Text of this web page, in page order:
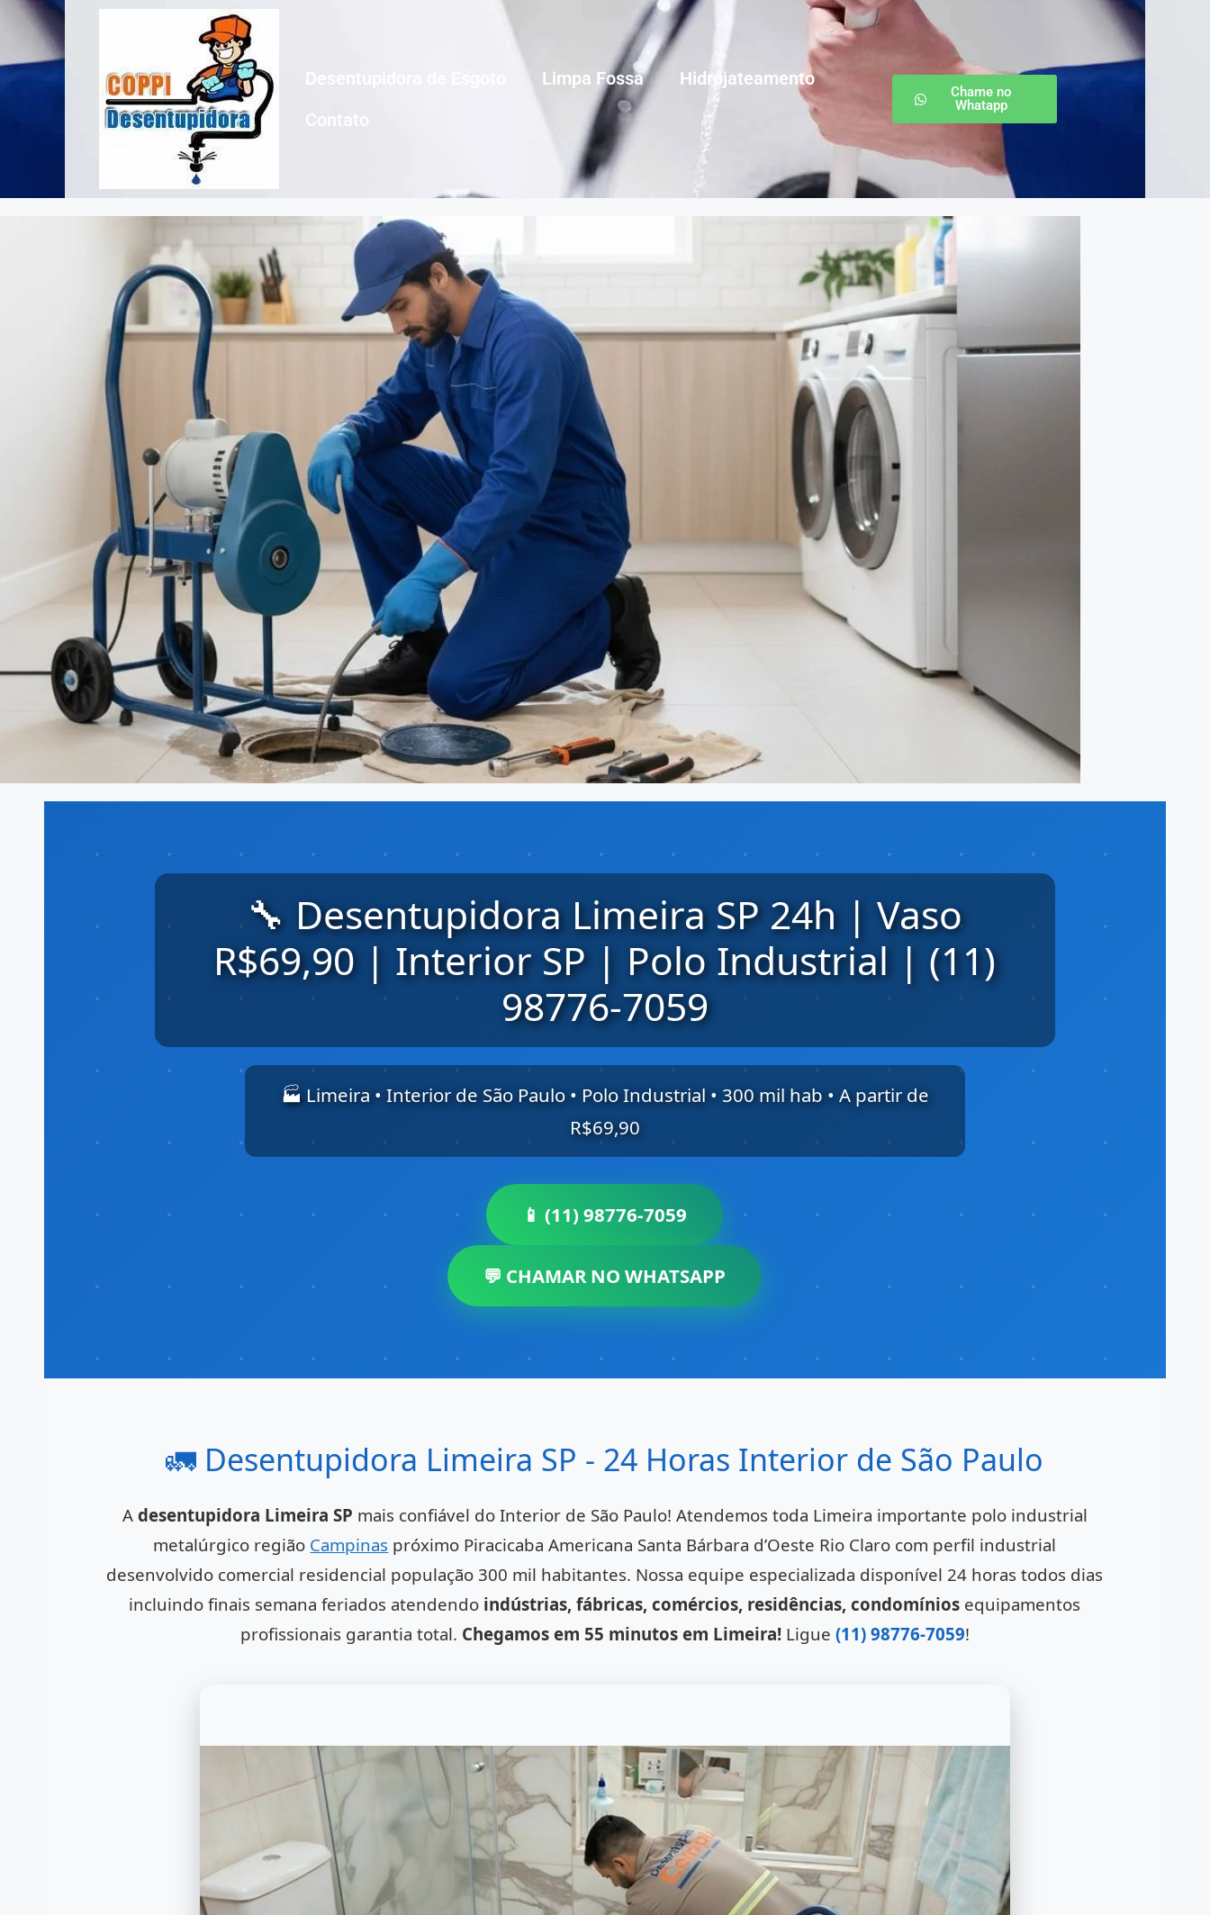
Limpa Fossa
Hidrojateamento
Chame no
Whatapp
🔧 Desentupidora Limeira SP 24h | Vaso
R$69,90 | Interior SP | Polo Industrial | (11)
98776-7059
🏭 Limeira • Interior de São Paulo • Polo Industrial • 300 mil hab • A partir de
R$69,90
📱 (11) 98776-7059
💬 CHAMAR NO WHATSAPP
🚛 Desentupidora Limeira SP - 24 Horas Interior de São Paulo
A desentupidora Limeira SP mais confiável do Interior de São Paulo! Atendemos toda Limeira importante polo industrial
metalúrgico região Campinas próximo Piracicaba Americana Santa Bárbara d’Oeste Rio Claro com perfil industrial
desenvolvido comercial residencial população 300 mil habitantes. Nossa equipe especializada disponível 24 horas todos dias
incluindo finais semana feriados atendendo indústrias, fábricas, comércios, residências, condomínios equipamentos
profissionais garantia total. Chegamos em 55 minutos em Limeira!Ligue (11) 98776-7059!